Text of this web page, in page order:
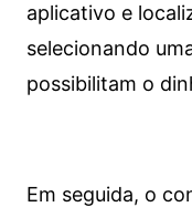
aplicativo e
selecionando
possibilitam o
Em seguida, o